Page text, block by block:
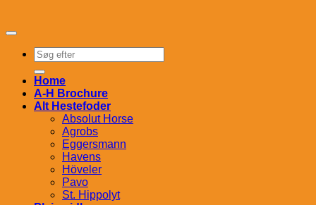
Søg
efter:
Home
A-H Brochure
Alt Hestefoder
Absolut Horse
Agrobs
Eggersmann
Havens
Höveler
Pavo
St. Hippolyt